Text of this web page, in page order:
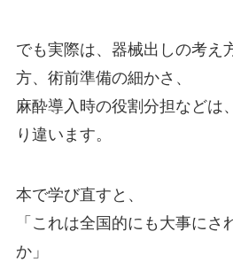
でも実際は、器械出しの考え
方、術前準備の細かさ、
麻酔導入時の役割分担などは
り違います。
本で学び直すと、
「これは全国的にも大事にさ
か」